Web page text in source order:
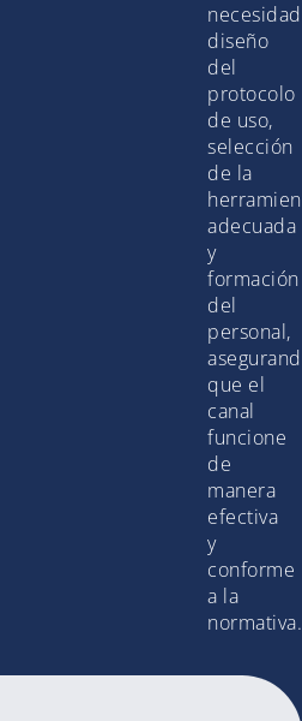
diseño
del
protocolo
de uso,
selección
de la
adecuada
y
formación
del
personal,
que el
canal
funcione
de
manera
efectiva
y
conforme
a la
normativa.